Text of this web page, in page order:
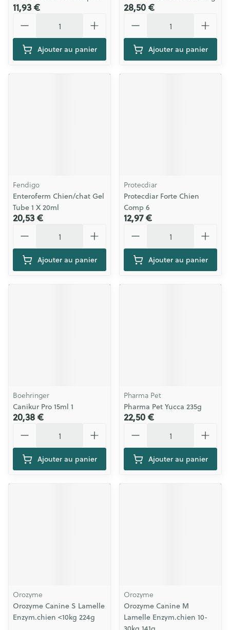
11,93 €
Ajouter au panier
28,50 €
Ajouter au panier
Fendigo
Enteroferm Chien/chat Gel
Tube 1 X 20ml
20,53 €
Ajouter au panier
Protecdiar
Protecdiar Forte Chien
Comp 6
12,97 €
Ajouter au panier
Boehringer
Canikur Pro 15ml 1
20,38 €
Ajouter au panier
Pharma Pet
Pharma Pet Yucca 235g
22,50 €
Ajouter au panier
Orozyme
Orozyme Canine S Lamelle
Enzym.chien <10kg 224g
Orozyme
Orozyme Canine M
Lamelle Enzym.chien 10-